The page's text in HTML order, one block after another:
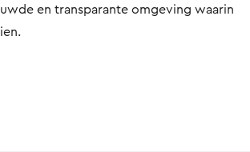
en transparante omgeving waarin